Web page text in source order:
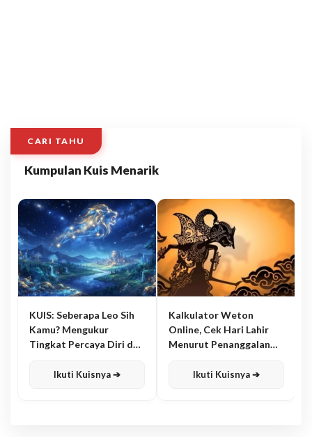
CARI TAHU
Kumpulan Kuis Menarik
KUIS: Seberapa Leo Sih
Kamu? Mengukur
Tingkat Percaya Diri dan
Ikuti Kuisnya ➔
Kalkulator Weton
Online, Cek Hari Lahir
Menurut Penanggalan
Ikuti Kuisnya ➔